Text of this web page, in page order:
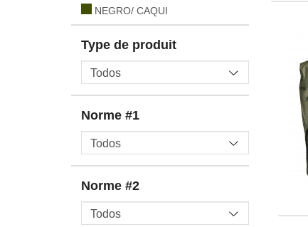
NEGRO/ CAQUI
Type de produit
Norme #1
Norme #2